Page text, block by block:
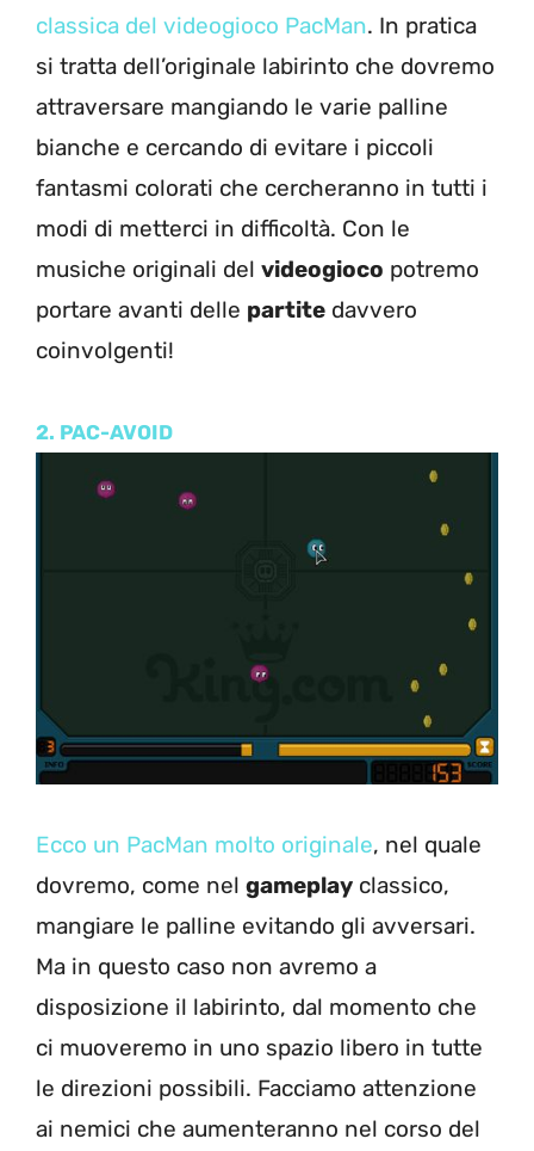
classica del videogioco PacMan. In pratica
si tratta dell’originale labirinto che dovremo
attraversare mangiando le varie palline
bianche e cercando di evitare i piccoli
fantasmi colorati che cercheranno in tutti i
modi di metterci in difficoltà. Con le
musiche originali del videogioco potremo
portare avanti delle partite davvero
coinvolgenti!
2. PAC-AVOID
Ecco un PacMan molto originale, nel quale
dovremo, come nel gameplay classico,
mangiare le palline evitando gli avversari.
Ma in questo caso non avremo a
disposizione il labirinto, dal momento che
ci muoveremo in uno spazio libero in tutte
le direzioni possibili. Facciamo attenzione
ai nemici che aumenteranno nel corso del